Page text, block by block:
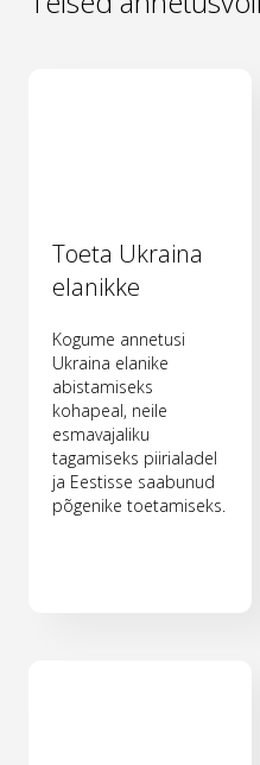
Toeta Ukraina
elanikke
Kogume annetusi
Ukraina elanike
abistamiseks
kohapeal, neile
esmavajaliku
tagamiseks piirialadel
ja Eestisse saabunud
põgenike toetamiseks.